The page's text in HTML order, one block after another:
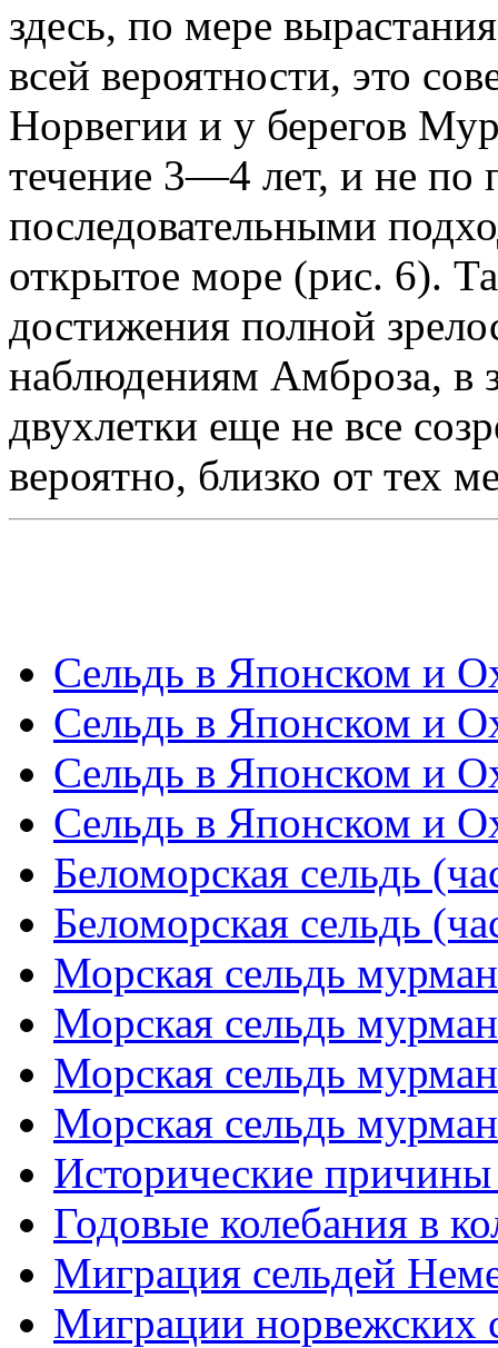
здесь, по мере
всей вероятности, это
Норвегии и у берегов
течение 3—4 лет, и не по
последовательными
открытое море (рис. 6).
достижения полной
наблюдениям Амброза, в
двухлетки еще не все
вероятно, близко от тех
Сельдь в Японском и
Сельдь в Японском и
Сельдь в Японском и
Сельдь в Японском и
Беломорская сельдь
Беломорская сельдь
Морская сельдь
Морская сельдь
Морская сельдь
Морская сельдь
Исторические
Годовые колебания в
Миграция сельдей
Миграции норвежских